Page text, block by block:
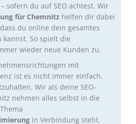
sofern du auf SEO achtest. Wir
für Chemnitz helfen dir dabei
du online dein gesamtes
kannst. So spielt die
wieder neue Kunden zu.
mit
ist es nicht immer einfach,
Wir als deine SEO-
nehmen alles selbst in die
in Verbindung steht.